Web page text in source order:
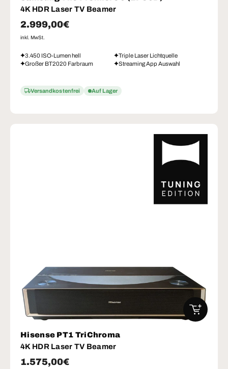
4K HDR Laser TV Beamer
Normaler Preis
2.999,00€
inkl. MwSt.
3.450 ISO-Lumen hell
Triple Laser Lichtquelle
Großer BT2020 Farbraum
Streaming App Auswahl
Versandkostenfrei Auf Lager
Hisense PT1 TriChroma
4K HDR Laser TV Beamer
Normaler Preis
1.575,00€
IN DEN